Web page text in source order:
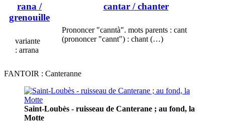
rana /
grenouille
variante
: arrana
cantar/ chanter
Prononcer "canntà". mots parents : cant
(prononcer "cannt") : chant (…)
FANTOIR : Canteranne
Saint-Loubès - ruisseau de Canterane ; au fond, la
Motte